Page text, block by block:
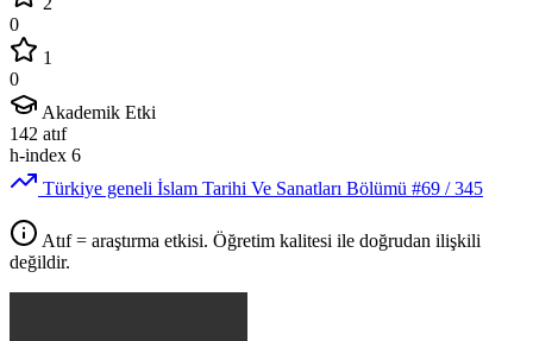
0
1
0
Akademik Etki
142 atıf
h-index 6
Türkiye geneli İslam Tarihi Ve Sanatları Bölümü #69 / 345
Atıf = araştırma etkisi. Öğretim kalitesi ile doğrudan ilişkili
değildir.